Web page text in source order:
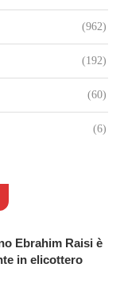
(962)
(192)
(60)
(6)
Ebrahim Raisi è
in elicottero